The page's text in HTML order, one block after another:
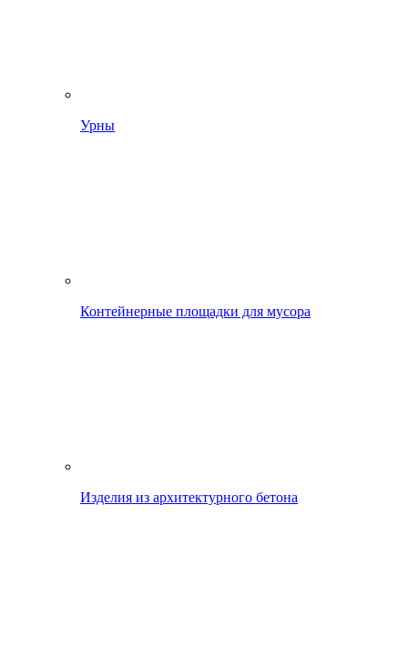
Урны
Контейнерные площадки для мусора
Изделия из архитектурного бетона